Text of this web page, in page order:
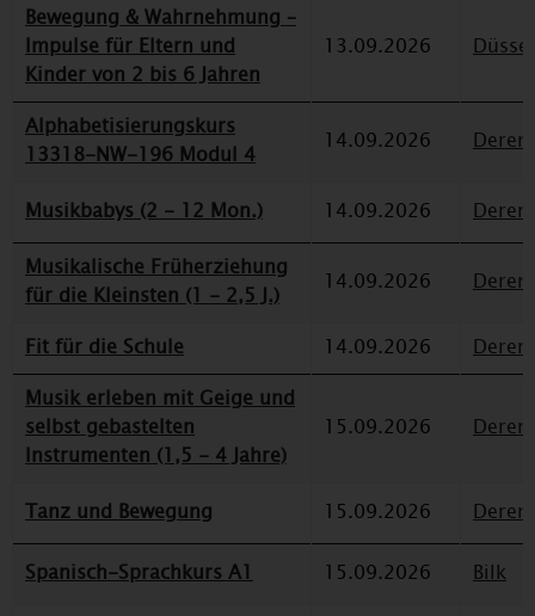
Bewegung & Wahrnehmung –
Impulse für Eltern und
Kinder von 2 bis 6 Jahren
13.09.2026
Alphabetisierungskurs
13318-NW-196 Modul 4
14.09.2026
Musikbabys (2 - 12 Mon.) 14.09.2026
Musikalische Früherziehung
für die Kleinsten (1 - 2,5 J.)
14.09.2026
Fit für die Schule 14.09.2026
Musik erleben mit Geige und
selbst gebastelten
Instrumenten (1,5 - 4 Jahre)
15.09.2026
Tanz und Bewegung 15.09.2026
Spanisch-Sprachkurs A1 15.09.2026 Bilk